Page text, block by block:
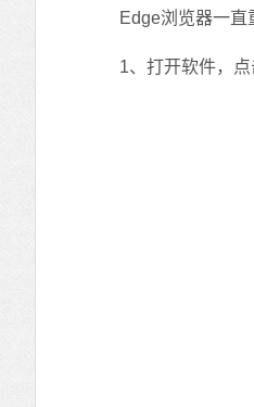
Edge浏览器一直重
1、打开软件，点击